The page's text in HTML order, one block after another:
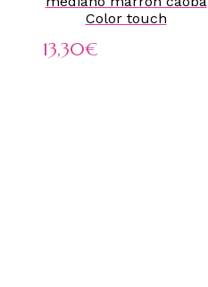
Color touch
13,30€